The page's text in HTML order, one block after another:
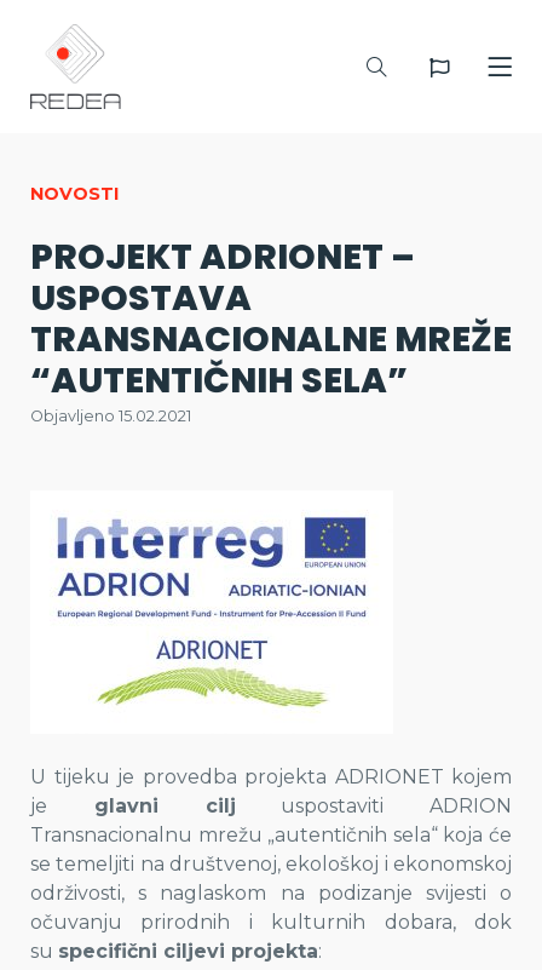
NOVOSTI
PROJEKT ADRIONET –
USPOSTAVA
TRANSNACIONALNE MREŽE
“AUTENTIČNIH SELA”
Objavljeno 15.02.2021
U tijeku je provedba projekta ADRIONET kojem
je glavni cilj uspostaviti ADRION
Transnacionalnu mrežu „autentičnih sela“ koja će
se temeljiti na društvenoj, ekološkoj i ekonomskoj
održivosti, s naglaskom na podizanje svijesti o
očuvanju prirodnih i kulturnih dobara, dok
su specifični ciljevi projekta: